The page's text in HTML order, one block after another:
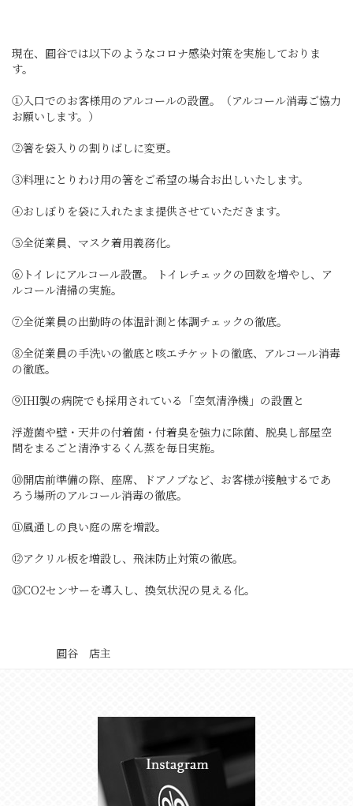
現在、圓谷では以下のようなコロナ感染対策を実施しておりま
す。
①入口でのお客様用のアルコールの設置。（アルコール消毒ご協力
お願いします。）
②箸を袋入りの割りばしに変更。
③料理にとりわけ用の箸をご希望の場合お出しいたします。
④おしぼりを袋に入れたまま提供させていただきます。
⑤全従業員、マスク着用義務化。
⑥トイレにアルコール設置。 トイレチェックの回数を増やし、ア
ルコール清掃の実施。
⑦全従業員の出勤時の体温計測と体調チェックの徹底。
⑧全従業員の手洗いの徹底と咳エチケットの徹底、アルコール消毒
の徹底。
⑨IHI製の病院でも採用されている「空気清浄機」の設置と
浮遊菌や壁・天井の付着菌・付着臭を強力に除菌、脱臭し部屋空
間をまるごと清浄するくん蒸を毎日実施。
⑩開店前準備の際、座席、ドアノブなど、お客様が接触するであ
ろう場所のアルコール消毒の徹底。
⑪風通しの良い庭の席を増設。
⑫アクリル板を増設し、飛沫防止対策の徹底。
⑬CO2センサーを導入し、換気状況の見える化。
圓谷 店主